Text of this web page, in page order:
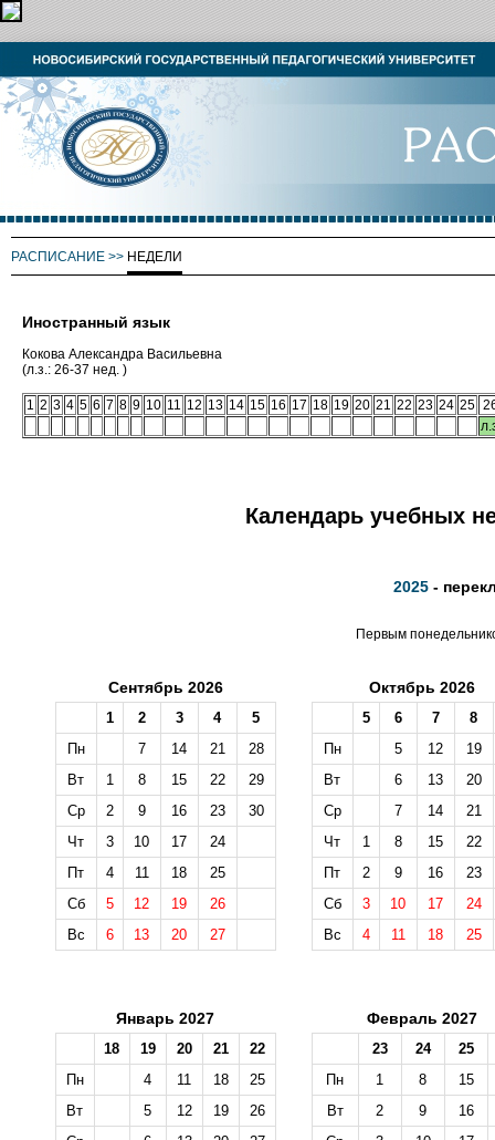
РАСПИСАНИЕ >> НЕДЕЛИ
Иностранный язык
Кокова Александра Васильевна
(л.з.: 26-37 нед. )
1 2 3 4 5 6 7 8 9 10 11 12 13 14 15 16 17 18 19 20 21 22 23 24 25
Календарь учебных
2025 -
Первым
Сентябрь 2026
1 2 3 4
5
Пн
7 14 21
28
Вт
1 8 15 22
29
Ср
2 9 16 23
30
Чт
3 10 17
24
Пт
4 11 18
25
Сб
5 12 19
26
Вс
6 13 20 27
Октябрь 2026
5 6 7
8
Пн
5 12
19
Вт
6 13
20
Ср
7 14
21
Чт
1 8 15
22
Пт
2 9 16
23
Сб
3 10 17
24
Вс
4 11 18 25
Январь 2027
18 19 20 21
22
Пн
4 11 18
25
Вт
5 12 19
26
Февраль 2027
23 24
25
Пн
1 8
15
Вт
2 9
16